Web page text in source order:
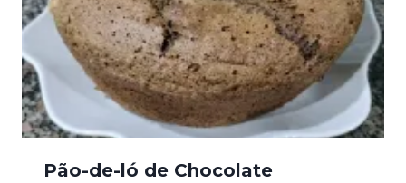
Pão-de-ló de Chocolate